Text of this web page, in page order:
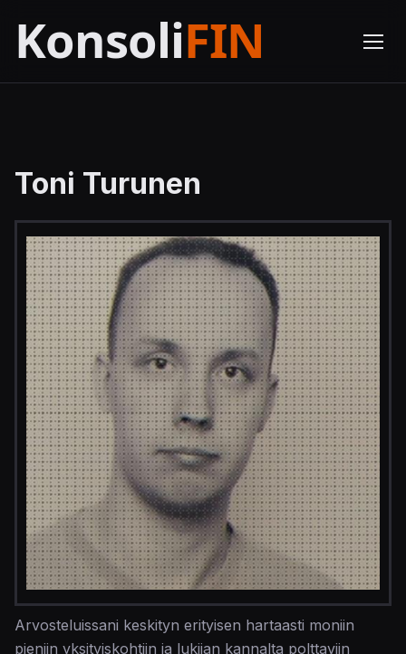
Toni Turunen
Arvosteluissani keskityn erityisen hartaasti moniin
pieniin yksityiskohtiin ja lukijan kannalta polttaviin